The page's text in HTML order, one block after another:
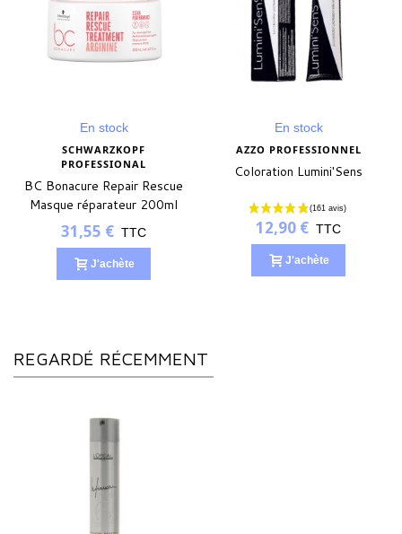
En stock
SCHWARZKOPF
PROFESSIONAL
BC Bonacure Repair Rescue
Masque réparateur 200ml
31,55 € TTC
J'achète
En stock
AZZO PROFESSIONNEL
Coloration Lumini'Sens
12,90 € TTC
J'achète
REGARDÉ RÉCEMMENT